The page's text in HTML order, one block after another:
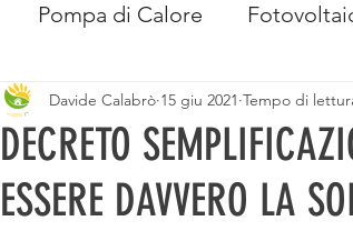
Pompa di Calore
Case Green Impianto a
d'Accumulo Intervista
DECRETO
ESSERE DAVVERO LA
Davide Calabrò 15 giu 2021 Tempo di